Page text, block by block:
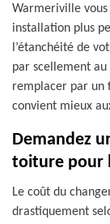
Warmeriville
installation plus
l’étanchéité de
par scellement
remplacer par un
convient mieux
Demandez
toiture pour
Le coût du
drastiquement